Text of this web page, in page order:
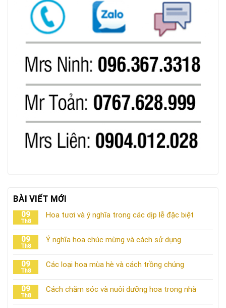
BÀI VIẾT MỚI
09
Th8
Hoa tươi và ý nghĩa trong các dịp lễ đặc biệt
09
Th8
Ý nghĩa hoa chúc mừng và cách sử dụng
09
Th8
Các loại hoa mùa hè và cách trồng chúng
09
Th8
Cách chăm sóc và nuôi dưỡng hoa trong nhà